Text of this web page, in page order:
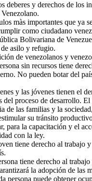
deberes y derechos de los
màs importantes que ya
como ciudadano
Bolivariana de
asilo y refugio.
de venezolanos y
sin recursos tiene
No pueden botar del
y las jóvenes tienen el
del proceso de desarrollo.
de las familias y la
su tránsito
para la capacitación y el
con la ley.
tiene derecho al trabajo y
tiene derecho al trabajo
la adopción de las
persona puede obtener